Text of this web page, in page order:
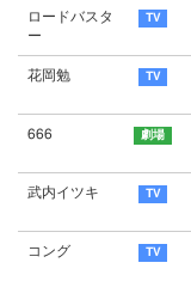
ロードバスタ
ー
花岡勉
666
武内イツキ
コング